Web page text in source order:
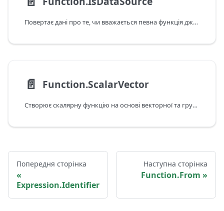
Повертає дані про те, чи вважається певна функція джерелом даних.
📄️ Function.ScalarVector
Створює скалярну функцію на основі векторної та групує кілька операцій викликів.
Попередня сторінка
Expression.Identifier
Наступна сторінка
Function.From